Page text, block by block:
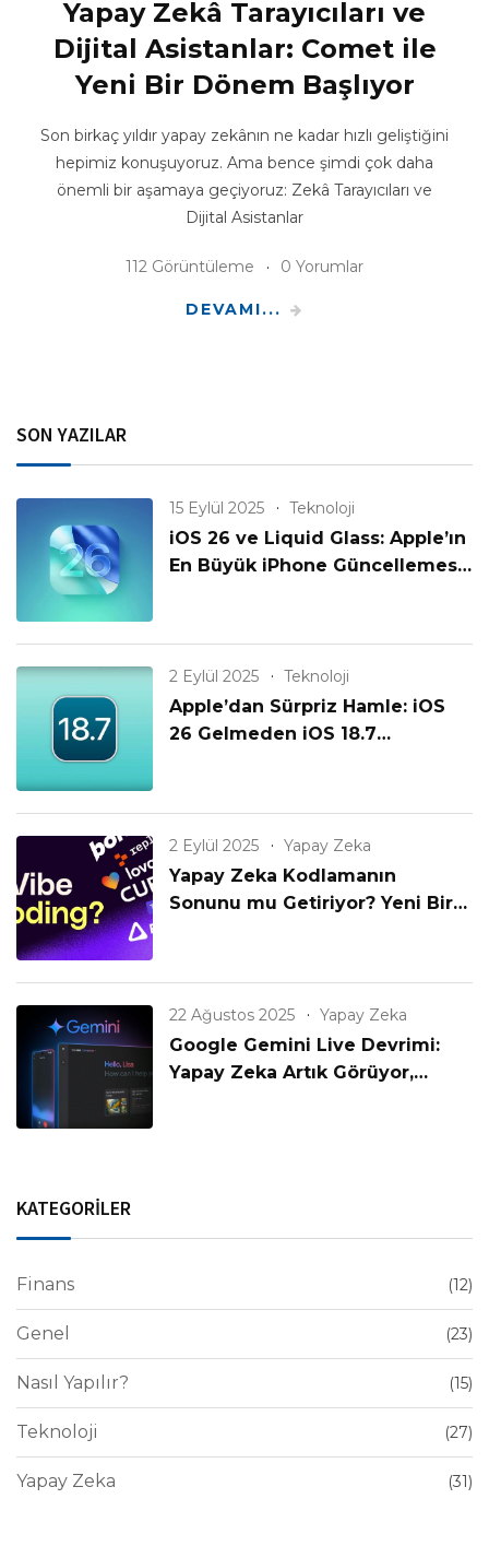
Yapay Zekâ Tarayıcıları ve
Dijital Asistanlar: Comet ile
Yeni Bir Dönem Başlıyor
Son birkaç yıldır yapay zekânın ne kadar hızlı geliştiğini
hepimiz konuşuyoruz. Ama bence şimdi çok daha
önemli bir aşamaya geçiyoruz: Zekâ Tarayıcıları ve
Dijital Asistanlar
112 Görüntüleme 0 Yorumlar
DEVAMI...
SON YAZILAR
15 Eylül 2025 Teknoloji
iOS 26 ve Liquid Glass: Apple’ın
En Büyük iPhone Güncellemesi
2 Eylül 2025 Teknoloji
Apple’dan Sürpriz Hamle: iOS
26 Gelmeden iOS 18.7
2 Eylül 2025 Yapay Zeka
Yapay Zeka Kodlamanın
Sonunu mu Getiriyor? Yeni Bir
22 Ağustos 2025 Yapay Zeka
Google Gemini Live Devrimi:
Yapay Zeka Artık Görüyor,
KATEGORİLER
Finans (12)
Genel (23)
Nasıl Yapılır? (15)
Teknoloji (27)
Yapay Zeka (31)